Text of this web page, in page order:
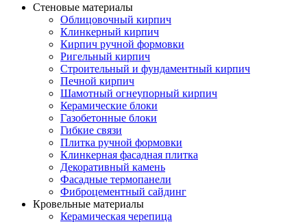
Стеновые материалы
Облицовочный кирпич
Клинкерный кирпич
Кирпич ручной формовки
Ригельный кирпич
Строительный и фундаментный кирпич
Печной кирпич
Шамотный огнеупорный кирпич
Керамические блоки
Газобетонные блоки
Гибкие связи
Плитка ручной формовки
Клинкерная фасадная плитка
Декоративный камень
Фасадные термопанели
Фиброцементный сайдинг
Кровельные материалы
Керамическая черепица